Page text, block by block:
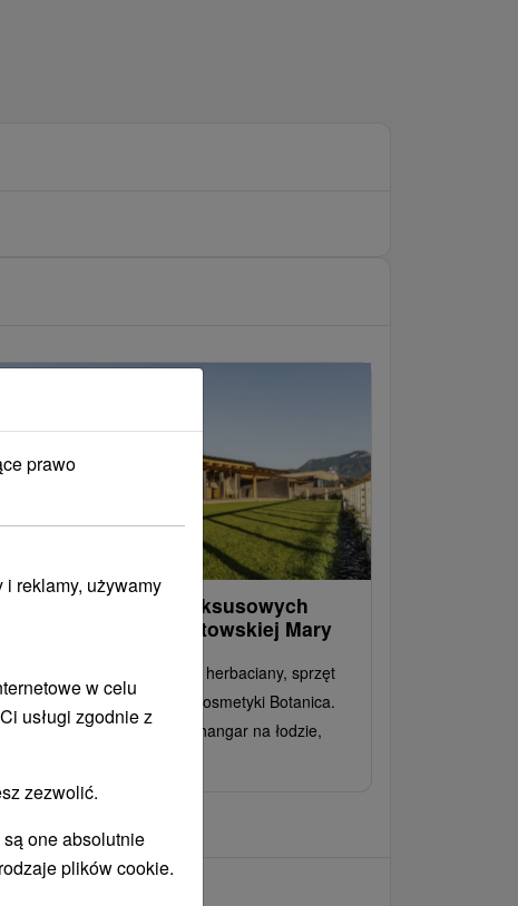
Zakwaterowanie w luksusowych
willach w pobliżu Liptowskiej Mary
Nielimitowany fitness, serwis herbaciany, sprzęt
wellness (szlafrok, kapcie), kosmetyki Botanica.
Dodatkowe usługi, takie jak hangar na łodzie,
prawo
reklamy, używamy
w celu
usługi zgodnie z
zezwolić.
one absolutnie
plików cookie.